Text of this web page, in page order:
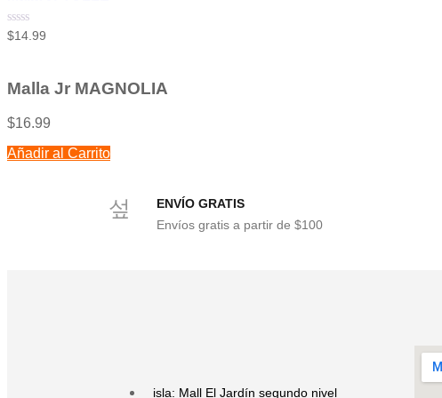
Valorado
5
$14.99
Malla Jr MAGNOLIA
$16.99
Añadir al Carrito
ENVÍO GRATIS
Envíos gratis a partir de $100
isla: Mall El Jardín segundo nivel